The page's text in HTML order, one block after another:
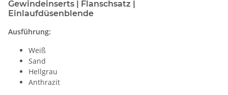
Gewindeinserts | Flanschsatz |
Einlaufdüsenblende
Ausführung:
Weiß
Sand
Hellgrau
Anthrazit